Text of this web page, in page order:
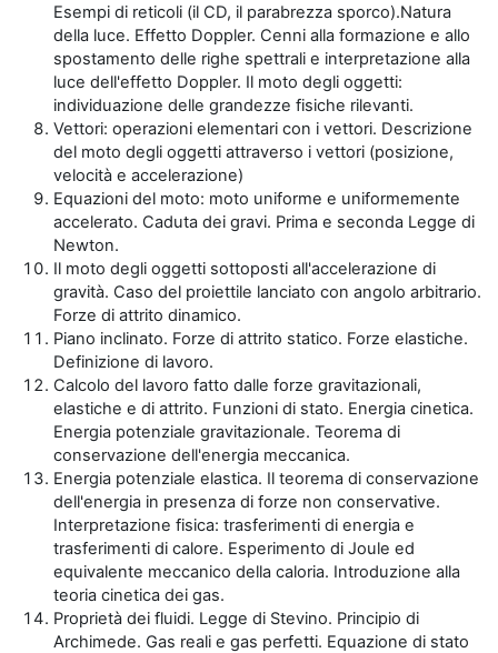
Esempi di reticoli (il CD, il parabrezza sporco).Natura
della luce. Effetto Doppler. Cenni alla formazione e allo
spostamento delle righe spettrali e interpretazione alla
luce dell'effetto Doppler. Il moto degli oggetti:
individuazione delle grandezze fisiche rilevanti.
Vettori: operazioni elementari con i vettori. Descrizione
del moto degli oggetti attraverso i vettori (posizione,
velocità e accelerazione)
Equazioni del moto: moto uniforme e uniformemente
accelerato. Caduta dei gravi. Prima e seconda Legge di
Newton.
Il moto degli oggetti sottoposti all'accelerazione di
gravità. Caso del proiettile lanciato con angolo arbitrario.
Forze di attrito dinamico.
Piano inclinato. Forze di attrito statico. Forze elastiche.
Definizione di lavoro.
Calcolo del lavoro fatto dalle forze gravitazionali,
elastiche e di attrito. Funzioni di stato. Energia cinetica.
Energia potenziale gravitazionale. Teorema di
conservazione dell'energia meccanica.
Energia potenziale elastica. Il teorema di conservazione
dell'energia in presenza di forze non conservative.
Interpretazione fisica: trasferimenti di energia e
trasferimenti di calore. Esperimento di Joule ed
equivalente meccanico della caloria. Introduzione alla
teoria cinetica dei gas.
Proprietà dei fluidi. Legge di Stevino. Principio di
Archimede. Gas reali e gas perfetti. Equazione di stato